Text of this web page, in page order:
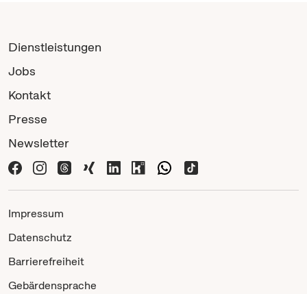
Dienstleistungen
Jobs
Kontakt
Presse
Newsletter
Impressum
Datenschutz
Barrierefreiheit
Gebärdensprache